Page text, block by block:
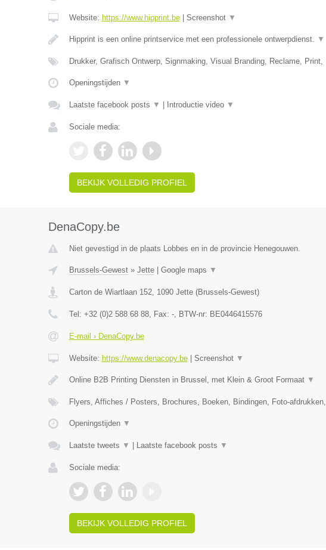
Website: https://www.hipprint.be| Screenshot ▼
Hipprint is een online printservice met een professionele ontwerpdienst. ▼
Drukker, Grafisch Ontwerp, Signmaking, Visual Branding, Reclame, Print,
Openingstijden ▼
Laatste facebook posts ▼ Introductie video ▼
Sociale media:
BEKIJK VOLLEDIG PROFIEL
DenaCopy.be
Niet gevestigd in de plaats Lobbes en in de provincie Henegouwen.
Brussels-Gewest» Jette| Google maps ▼
Carton de Wiartlaan 152, 1090 Jette(Brussels-Gewest)
Tel: +32 (0)2 588 68 88, Fax: -, BTW-nr: BE0446415576
E-mail › DenaCopy.be
Website: https://www.denacopy.be| Screenshot ▼
Online B2B Printing Diensten in Brussel, met Klein & Groot Formaat ▼
Flyers, Affiches / Posters, Brochures, Boeken, Bindingen, Foto-afdrukken,
Openingstijden ▼
Laatste tweets ▼ Laatste facebook posts ▼
Sociale media:
BEKIJK VOLLEDIG PROFIEL